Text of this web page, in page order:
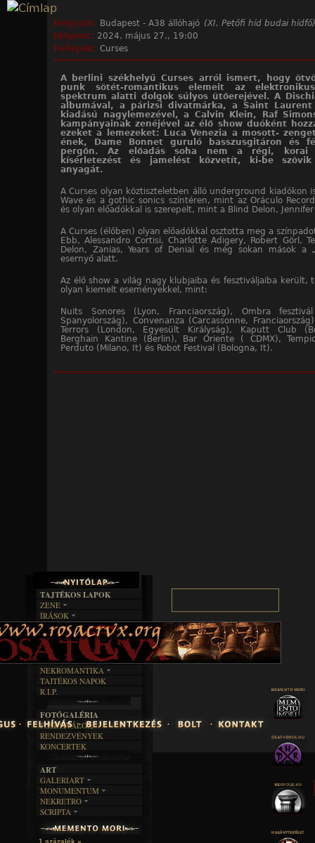
Helyszín: Budapest - A38 állóhajó (XI. Petőfi híd budai hídfő)
Időpont: 2024. május 27., 19:00
Fellépők: Curses
A berlini székhelyű Curses arról ismert, hogy
punk sötét-romantikus elemeit az
spektrum alatti dolgok súlyos ütőerejével. A
albumával, a párizsi divatmárka, a Saint Laurent
kiadású nagylemezével, a Calvin Klein, Raf
kampányainak zenéjével az élő show duóként
ezeket a lemezeket: Luca Venezia a mosott-
ének, Dame Bonnet guruló basszusgitáron és
pergőn. Az előadás soha nem a régi, korai
kísérletezést és jamelést közvetít, ki-be
anyagát.
A Curses olyan köztiszteletben álló underground kiadókon
Wave és a gothic sonics színtéren, mint az Oráculo
és olyan előadókkal is szerepelt, mint a Blind Delon, Jennifer
A Curses (élőben) olyan előadókkal osztotta meg a
Ebb, Alessandro Cortisi, Charlotte Adigery, Robert Görl,
Delon, Zanias, Years of Denial és még sokan mások a
esernyő alatt.
Az élő show a világ nagy klubjaiba és fesztiváljaiba került,
olyan kiemelt eseményekkel, mint:
Nuits Sonores (Lyon, Franciaország), Ombra
Spanyolország), Convenanza (Carcassonne,
Terrors (London, Egyesült Királyság), Kaputt Club
Berghain Kantine (Berlin), Bar Oriente ( CDMX),
Perduto (Milano, It) és Robot Festival (Bologna, It).
TAJTÉKOS LAPOK
ZENE
EGYÜTTESEK
INTERJÚK
FORDÍTÁSOK
DALSZÖVEGEK
ÍRÁSOK
IRODALOM
FILM
MŰVÉSZET
ÍRÁSTÖRTÉNET
BOSZORKÁNYKONYHA
FEKETE HUMOR
KÉPES
SZÖVEGES
RENDEZVÉNYEK
NEKROMANTIKA
AKTUÁLIS
A MÚLT
TAJTÉKOS NAPOK
R.I.P.
FOTÓGALÉRIA
FESZTIVÁLOK
RENDEZVÉNYEK
KONCERTEK
ART
GALERIART
ARTGALERI
KÉPREGÉNYEK
LAKÁSKULTS
MONUMENTUM
TEMETŐK
TEMPLOMOK
VÁRAK
NEKRETRO
SZUBKULT
FEKETE LYUK
RELIKVIÁK
SCRIPTA
NOVELLÁK
VERSEK